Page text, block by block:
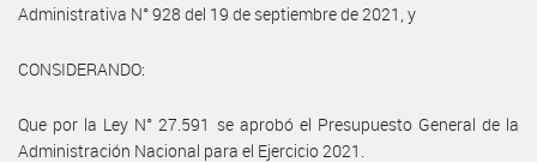
Administrativa N° 928 del 19 de septiembre de 2021, y
CONSIDERANDO:
Que por la Ley N° 27.591 se aprobó el Presupuesto General de la
Administración Nacional para el Ejercicio 2021.